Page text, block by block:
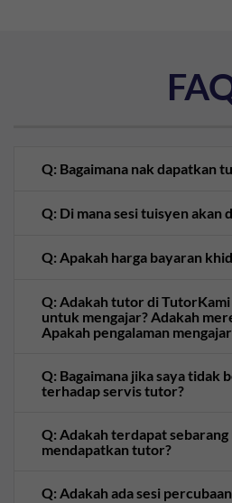
Q: Bagaimana nak dapatkan
Q: Di mana sesi tuisyen akan
Q: Apakah harga bayaran
Q: Adakah tutor di
untuk mengajar? Adakah
Apakah pengalaman
Q: Bagaimana jika saya tidak
terhadap servis tutor?
Q: Adakah terdapat
mendapatkan tutor?
Q: Adakah ada sesi